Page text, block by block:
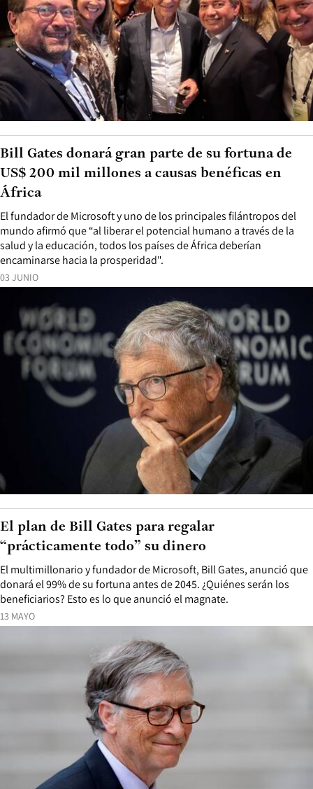
03 JUNIO
El fundador de Microsoft y uno de los principales filántropos del
mundo afirmó que “al liberar el potencial humano a través de la
salud y la educación, todos los países de África deberían
encaminarse hacia la prosperidad".
Bill Gates donará gran parte de su fortuna de
US$ 200 mil millones a causas benéficas en
África
13 MAYO
El multimillonario y fundador de Microsoft, Bill Gates, anunció que
donará el 99% de su fortuna antes de 2045. ¿Quiénes serán los
beneficiarios? Esto es lo que anunció el magnate.
El plan de Bill Gates para regalar
“prácticamente todo” su dinero